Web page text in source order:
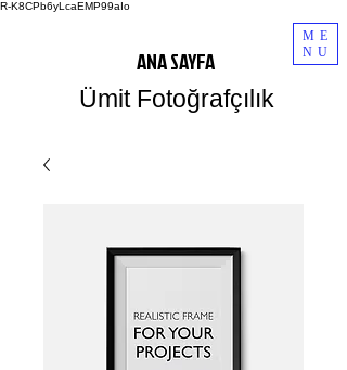
R-K8CPb6yLcaEMP99aIo
ME
NU
Ümit Fotoğrafçılık
ANA SAYFA